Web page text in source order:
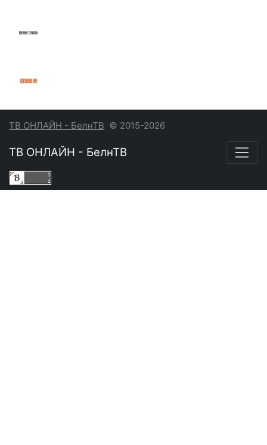
ТВ ОНЛАЙН - БелнТВ © 2015-2026
ТВ ОНЛАЙН - БелнТВ